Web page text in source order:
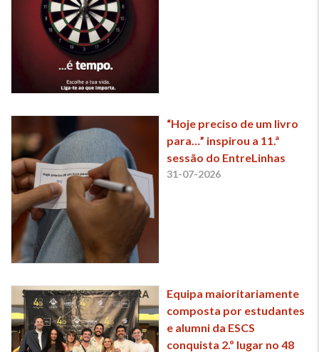
“Hoje preciso de um livro
para…” inspirou a 11.ª
sessão do EntreLinhas
31-07-2026
Equipa maioritariamente
composta por estudantes
e alumni da ESCS
conquista 2.º lugar no 48